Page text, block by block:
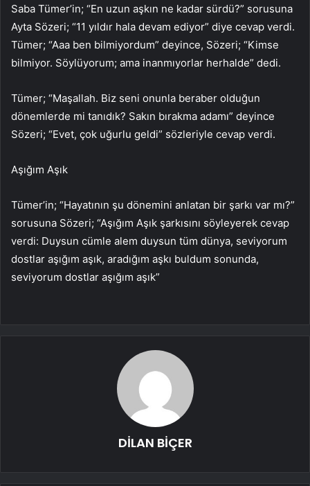
Saba Tümer’in; “En uzun aşkın ne kadar sürdü?” sorusuna
Ayta Sözeri; “11 yıldır hala devam ediyor” diye cevap verdi.
Tümer; “Aaa ben bilmiyordum” deyince, Sözeri; “Kimse
bilmiyor. Söylüyorum; ama inanmıyorlar herhalde” dedi.
Tümer; “Maşallah. Biz seni onunla beraber olduğun
dönemlerde mi tanıdık? Sakın bırakma adamı” deyince
Sözeri; “Evet, çok uğurlu geldi” sözleriyle cevap verdi.
Aşığım Aşık
Tümer’in; “Hayatının şu dönemini anlatan bir şarkı var mı?”
sorusuna Sözeri; “Aşığım Aşık şarkısını söyleyerek cevap
verdi: Duysun cümle alem duysun tüm dünya, seviyorum
dostlar aşığım aşık, aradığım aşkı buldum sonunda,
seviyorum dostlar aşığım aşık”
DİLAN BİÇER